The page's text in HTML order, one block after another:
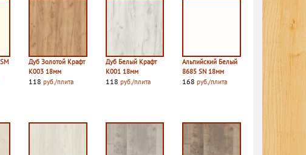
Дуб Золотой Крафт
K003 18мм
118 руб./плита
Дуб Белый Крафт
K001 18мм
118 руб./плита
Альпийский Белый
8685 SN 18мм
168руб./плита